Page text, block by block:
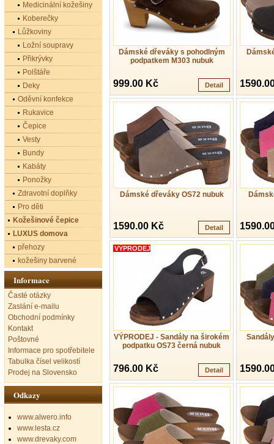
Dámské dřeváky s pohodlným
podpatkem M303 nubuk
999.00 Kč Detail
Dámské dřeváky OS72 nubuk
1590.00 Kč Detail
VÝPRODEJ - Sandály na širokém
podpatku OS73 černá nubuk
VÝPRODEJ
796.00 Kč Detail
Medicinální kožešiny
Koberečky
Lůžkoviny
Ložní soupravy
Přikrývky
Polštáře
Deky
Oděvní konfekce
Rukavice
Čepice
Vesty
Bundy
Kabáty
Ponožky
Zdravotní doplňky
Pro děti
Kožešinové čepice
LUXUS domova
přehozy
kožešiny barvené
Informace
Časté otázky
Zaslání e-mailu
Obchodní podmínky
Kontakt
Poštovné
Informace pro spotřebitele
Tabulka čísel velikostí
Prodej na Slovensko
Odkazy
www.alwero.info
www.lesta.cz
www.drevaky.com